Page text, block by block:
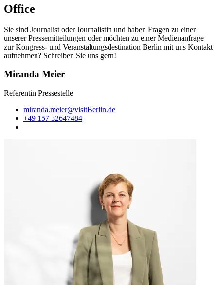
Office
Sie sind Journalist oder Journalistin und haben Fragen zu einer
unserer Pressemitteilungen oder möchten zu einer Medienanfrage
zur Kongress- und Veranstaltungsdestination Berlin mit uns Kontakt
aufnehmen? Schreiben Sie uns gern!
Miranda Meier
Referentin Pressestelle
miranda.meier@visitBerlin.de
+49 157 32647484